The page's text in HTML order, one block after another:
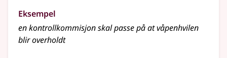
Eksempel
enkontrollkommisjonskal passe på at våpenhvilen
blir overholdt